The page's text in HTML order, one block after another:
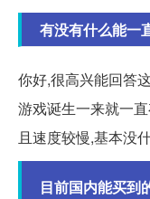
有没有什么能一
你好,很高兴能回答
游戏诞生一来就一
且速度较慢,基本没
目前国内能买到